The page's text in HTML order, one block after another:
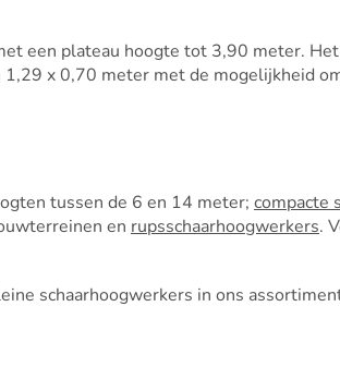
een plateau hoogte tot 3,90 meter.
x 0,70 meter met de mogelijkheid
tussen de 6 en 14 meter; compacte
en rupsschaarhoogwerkers.
schaarhoogwerkers in ons